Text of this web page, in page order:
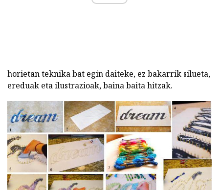
horietan teknika bat egin daiteke, ez bakarrik silueta,
ereduak eta ilustrazioak, baina baita hitzak.